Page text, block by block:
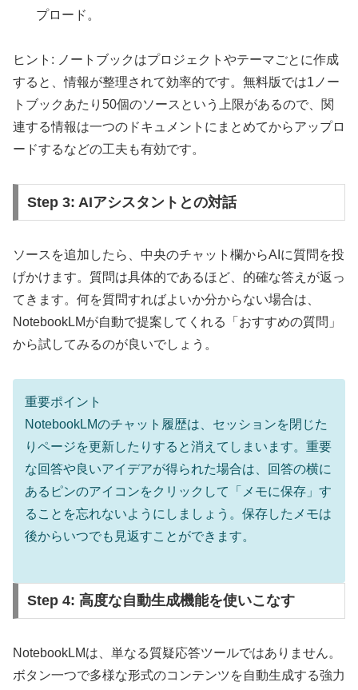
プロード。
ヒント: ノートブックはプロジェクトやテーマごとに作成
すると、情報が整理されて効率的です。無料版では1ノー
トブックあたり50個のソースという上限があるので、関
連する情報は一つのドキュメントにまとめてからアップロ
ードするなどの工夫も有効です。
Step 3: AIアシスタントとの対話
ソースを追加したら、中央のチャット欄からAIに質問を投
げかけます。質問は具体的であるほど、的確な答えが返っ
てきます。何を質問すればよいか分からない場合は、
NotebookLMが自動で提案してくれる「おすすめの質問」
から試してみるのが良いでしょう。
重要ポイント
NotebookLMのチャット履歴は、セッションを閉じた
りページを更新したりすると消えてしまいます。重要
な回答や良いアイデアが得られた場合は、回答の横に
あるピンのアイコンをクリックして
「メモに保存」 す
ることを忘れないようにしましょう。保存したメモは
後からいつでも見返すことができます。
Step 4: 高度な自動生成機能を使いこなす
NotebookLMは、単なる質疑応答ツールではありません。
ボタン一つで多様な形式のコンテンツを自動生成する強力